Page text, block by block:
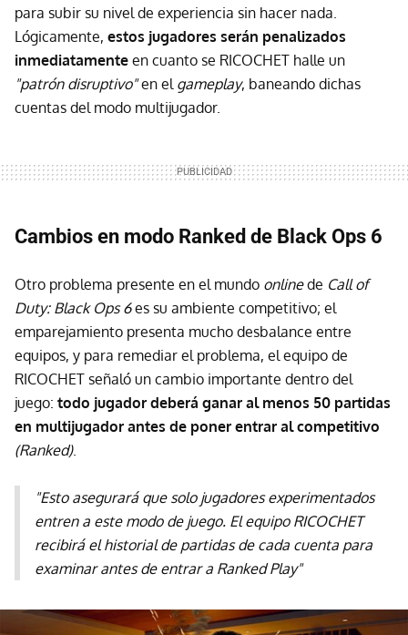
para subir su nivel de experiencia sin hacer nada.
Lógicamente, estos jugadores serán penalizados
inmediatamente en cuanto se RICOCHET halle un
"patrón disruptivo"en el gameplay, baneando dichas
cuentas del modo multijugador.
Cambios en modo Ranked de Black Ops 6
Otro problema presente en el mundo onlinede Call of
Duty: Black Ops 6es su ambiente competitivo; el
emparejamiento presenta mucho desbalance entre
equipos, y para remediar el problema, el equipo de
RICOCHET señaló un cambio importante dentro del
juego: todo jugador deberá ganar al menos 50 partidas
en multijugador antes de poner entrar al competitivo
(Ranked).
"Esto asegurará que solo jugadores experimentados
entren a este modo de juego. El equipo RICOCHET
recibirá el historial de partidas de cada cuenta para
examinar antes de entrar a Ranked Play"